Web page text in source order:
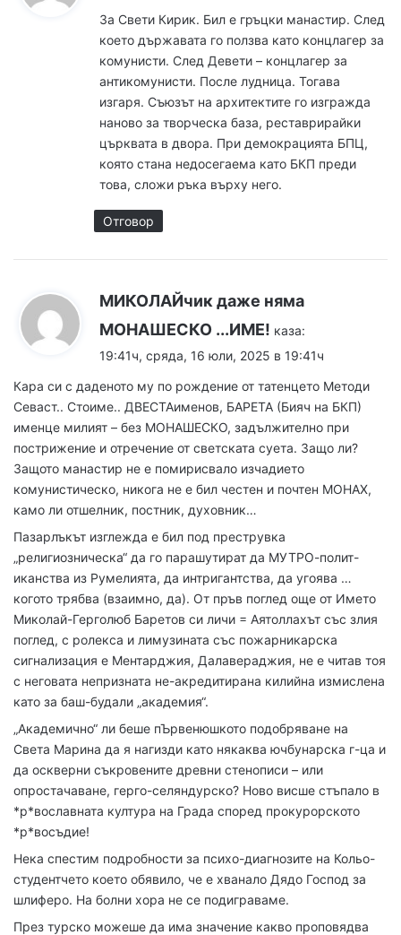
За Свети Кирик. Бил е гръцки манастир. След
което държавата го ползва като концлагер за
комунисти. След Девети – концлагер за
антикомунисти. После лудница. Тогава
изгаря. Съюзът на архитектите го изгражда
наново за творческа база, реставрирайки
църквата в двора. При демокрацията БПЦ,
която стана недосегаема като БКП преди
това, сложи ръка върху него.
Отговор
МИКОЛАЙчик даже няма
МОНАШЕСКО ...ИМЕ! каза:
19:41ч, сряда, 16 юли, 2025 в 19:41ч
Кара си с даденото му по рождение от татенцето Методи
Севаст.. Стоиме.. ДВЕСТАименов, БАРЕТА (Бияч на БКП)
именце милият – без МОНАШЕСКО, задължително при
пострижение и отречение от светската суета. Защо ли?
Защото манастир не е помирисвало изчадието
комунистическо, никога не е бил честен и почтен МОНАХ,
камо ли отшелник, постник, духовник…
Пазарлъкът изглежда е бил под преструвка
„религиозническа“ да го парашутират да МУТРО-полит-
иканства из Румелията, да интригантства, да угоява …
когото трябва (взаимно, да). От пръв поглед още от Името
Миколай-Герголюб Баретов си личи = Аятоллахът със злия
поглед, с ролекса и лимузината със пожарникарска
сигнализация е Ментарджия, Далавераджия, не е читав тоя
с неговата непризната не-акредитирана килийна измислена
като за баш-будали „академия“.
„Академично“ ли беше пЪрвенюшкото подобряване на
Света Марина да я нагизди като някаква ючбунарска г-ца и
да оскверни съкровените древни стенописи – или
опростачаване, герго-селяндурско? Ново висше стъпало в
*р*вославната култура на Града според прокурорското
*р*восъдие!
Нека спестим подробности за психо-диагнозите на Кольо-
студентчето което обявило, че е хванало Дядо Господ за
шлиферо. На болни хора не се подиграваме.
През турско можеше да има значение какво проповядва